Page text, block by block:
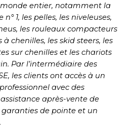
entier, notamment la
1, les pelles, les niveleuses,
les rouleaux compacteurs
chenilles, les skid steers, les
sur chenilles et les chariots
Par l’intermédiaire des
les clients ont accès à un
avec des
après-vente de
garanties de pointe et un